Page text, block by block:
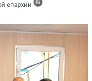
епархии